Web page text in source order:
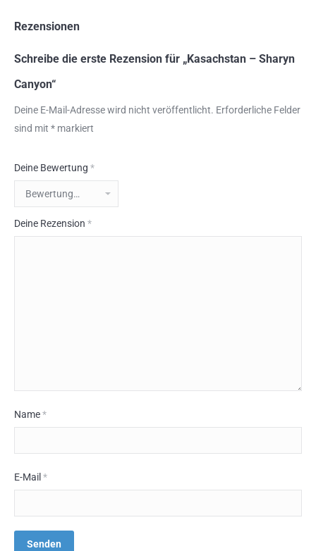
Rezensionen
Schreibe die erste Rezension für „Kasachstan – Sharyn
Canyon“
Deine E-Mail-Adresse wird nicht veröffentlicht. Erforderliche Felder
sind mit * markiert
Deine Bewertung *
Deine Rezension *
Name*
E-Mail *